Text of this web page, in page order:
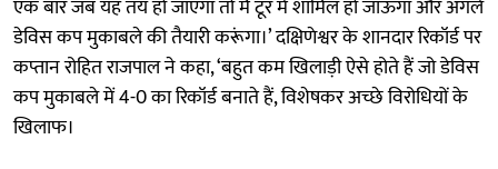
एक बार जब यह तय हो जाएगा तो मैं टूर में शामिल हो जाऊंगा और अगले
डेविस कप मुकाबले की तैयारी करूंगा।’ दक्षिणेश्वर के शानदार रिकॉर्ड पर
कप्तान रोहित राजपाल ने कहा, ‘बहुत कम खिलाड़ी ऐसे होते हैं जो डेविस
कप मुकाबले में 4-0 का रिकॉर्ड बनाते हैं, विशेषकर अच्छे विरोधियों के
खिलाफ।